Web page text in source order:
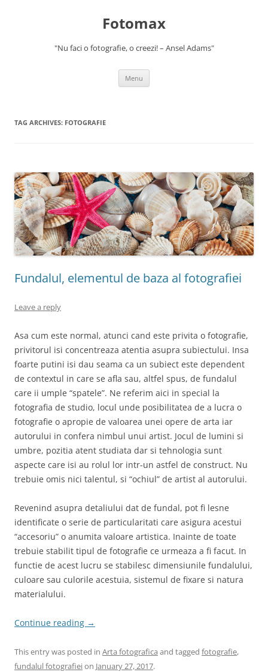
Fotomax
"Nu faci o fotografie, o creezi! – Ansel Adams"
Menu
TAG ARCHIVES: FOTOGRAFIE
Fundalul, elementul de baza al fotografiei
Leave a reply
Asa cum este normal, atunci cand este privita o fotografie,
privitorul isi concentreaza atentia asupra subiectului. Insa
foarte putini isi dau seama ca un subiect este dependent
de contextul in care se afla sau, altfel spus, de fundalul
care ii umple “spatele”. Ne referim aici in special la
fotografia de studio, locul unde posibilitatea de a lucra o
fotografie o apropie de valoarea unei opere de arta iar
autorului in confera nimbul unui artist. Jocul de lumini si
umbre, pozitia atent studiata dar si tehnologia sunt
aspecte care isi au rolul lor intr-un astfel de construct. Nu
trebuie omis nici talentul, si “ochiul” de artist al autorului.
Revenind asupra detaliului dat de fundal, pot fi lesne
identificate o serie de particularitati care asigura acestui
“accesoriu” o anumita valoare artistica. Inainte de toate
trebuie stabilit tipul de fotografie ce urmeaza a fi facut. In
functie de acest lucru se stabilesc dimensiunile fundalului,
culoare sau culorile acestuia, sistemul de fixare si natura
materialului.
Continue reading →
This entry was posted in Arta fotografica and tagged fotografie,
fundalul fotografieion January 27, 2017.